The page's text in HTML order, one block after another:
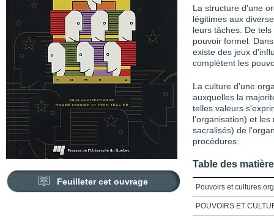
Feuilleter cet ouvrage
La structure d'une
légitimes aux
leurs tâches. De
pouvoir formel.
existe des jeux
complètent les
La culture d'une
auxquelles la
telles valeurs
l'organisation) et
sacralisés) de
procédures.
Table des
Pouvoirs et cultures
POUVOIRS ET